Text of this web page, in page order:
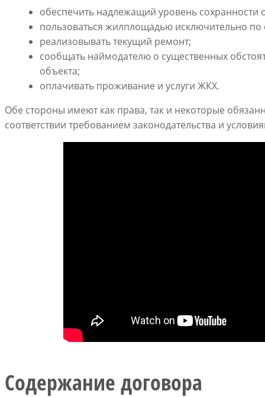
обеспечить надлежащий уровень сохранности
пользоваться жилплощадью исключительно
реализовывать текущий ремонт;
сообщать наймодателю о существенных
объекта;
оплачивать проживание и услуги ЖКХ.
Обе стороны имеют как права, так и некоторые
соответствии требованием законодательства и
Содержание договора